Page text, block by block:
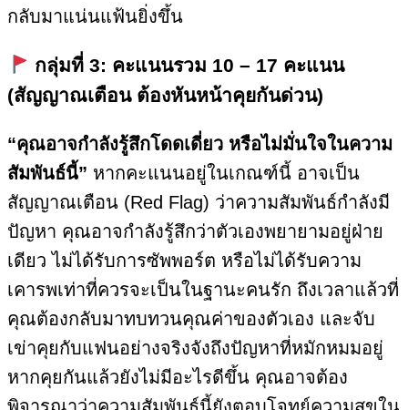
กลับมาแน่นแฟ้นยิ่งขึ้น
กลุ่มที่ 3: คะแนนรวม 10 – 17 คะแนน
(สัญญาณเตือน ต้องหันหน้าคุยกันด่วน)
“คุณอาจกำลังรู้สึกโดดเดี่ยว หรือไม่มั่นใจในความ
สัมพันธ์นี้” หากคะแนนอยู่ในเกณฑ์นี้ อาจเป็น
สัญญาณเตือน (Red Flag) ว่าความสัมพันธ์กำลังมี
ปัญหา คุณอาจกำลังรู้สึกว่าตัวเองพยายามอยู่ฝ่าย
เดียว ไม่ได้รับการซัพพอร์ต หรือไม่ได้รับความ
เคารพเท่าที่ควรจะเป็นในฐานะคนรัก ถึงเวลาแล้วที่
คุณต้องกลับมาทบทวนคุณค่าของตัวเอง และจับ
เข่าคุยกับแฟนอย่างจริงจังถึงปัญหาที่หมักหมมอยู่
หากคุยกันแล้วยังไม่มีอะไรดีขึ้น คุณอาจต้อง